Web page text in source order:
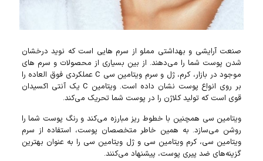
صنعت آرایشی و بهداشتی مملو از سرم هایی است که نوید درخشان
شدن پوست شما را می‌دهند. از بین بسیاری از محصولات و سرم های
موجود در بازار، کرم، ژل و سرم ویتامین سی C عملکردی فوق العاده را
بر روی انواع پوست نشان داده است. ویتامین C یک آنتی اکسیدان
قوی است که تولید کلاژن را در پوست شما تحریک می‌کند.
ویتامین سی همچنین با خطوط ریز مبارزه می‌کند و رنگ پوست شما را
روشن می‌سازد. به همین خاطر متخصصان پوست، استفاده از سرم
ویتامین سی، کرم ویتامین سی و ژل ویتامین سی را به عنوان بهترین
گزینه‌های ضد پیری پوست، پیشنهاد می‌کنند.